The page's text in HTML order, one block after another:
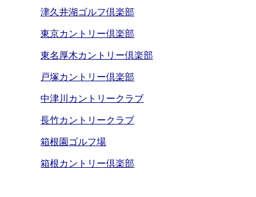
津久井湖ゴルフ倶楽部
東京カントリー倶楽部
東名厚木カントリー倶楽部
戸塚カントリー倶楽部
中津川カントリークラブ
長竹カントリークラブ
箱根園ゴルフ場
箱根カントリー倶楽部